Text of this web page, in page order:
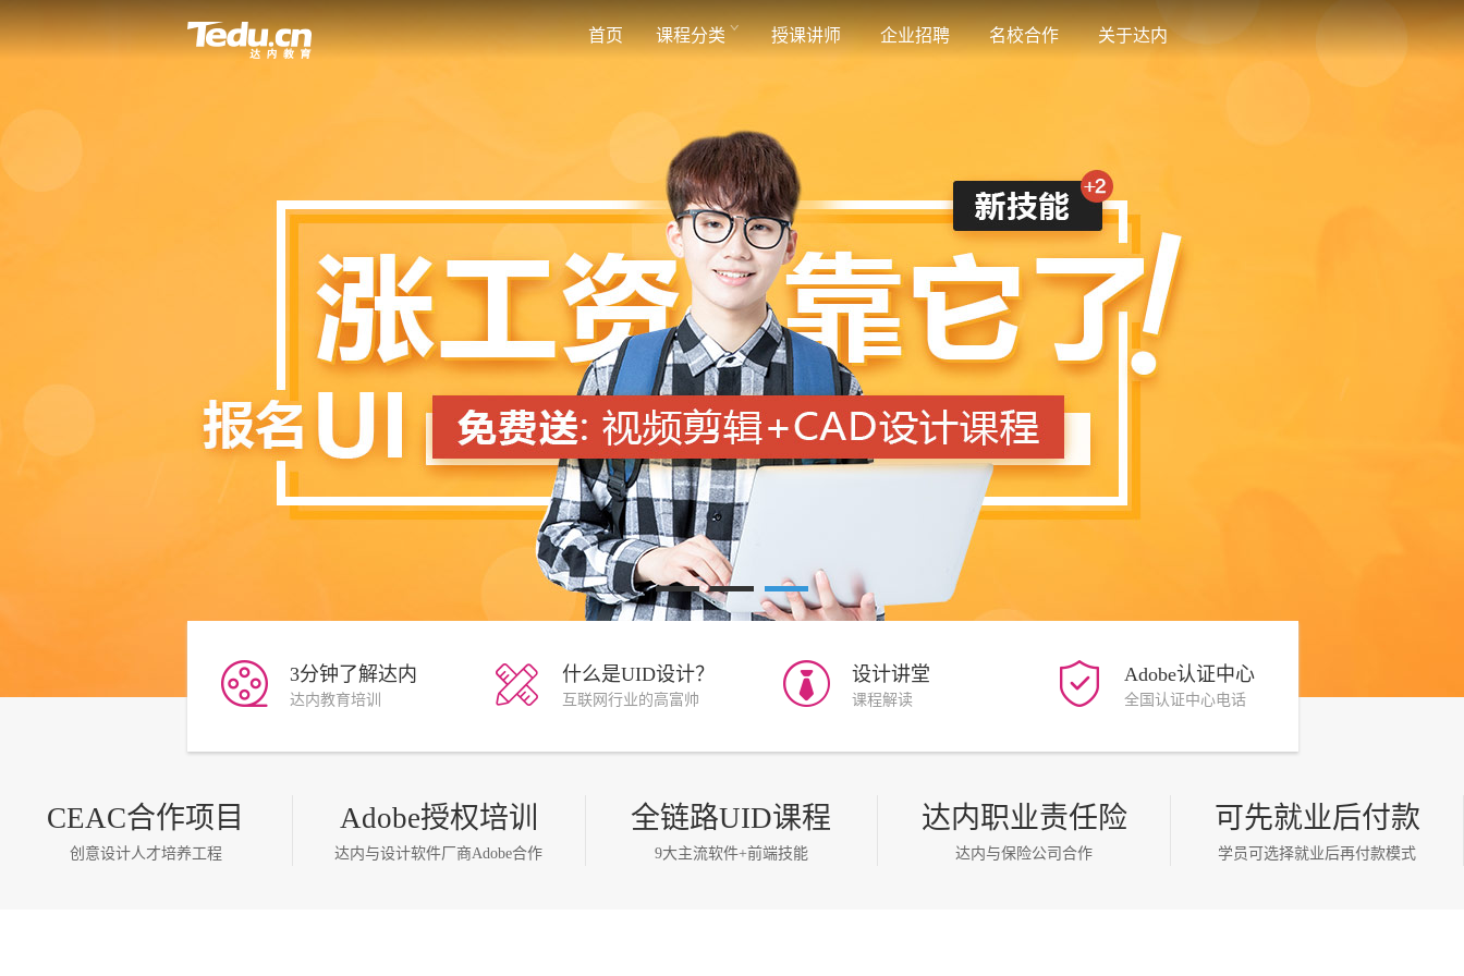
首页 课程分类 授课讲师 企业招聘 名校合作 关于达内
CEAC合作项目
创意设计人才培养工程
Adobe授权培训
达内与设计软件厂商Adobe合作
全链路UID课程
9大主流软件+前端技能
达内职业责任险
达内与保险公司合作
可先就业后付款
学员可选择就业后再付款模式
3分钟了解达内
达内教育培训
什么是UID设计？
互联网行业的高富帅
设计讲堂
课程解读
Adobe认证中心
全国认证中心电话